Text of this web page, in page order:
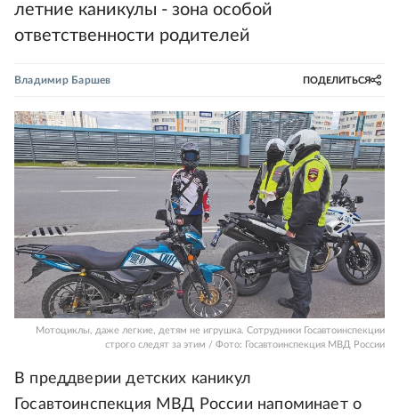
летние каникулы - зона особой
ответственности родителей
Владимир Баршев ПОДЕЛИТЬСЯ
Мотоциклы, даже легкие, детям не игрушка. Сотрудники Госавтоинспекции
строго следят за этим / Фото: Госавтоинспекция МВД России
В преддверии детских каникул
Госавтоинспекция МВД России напоминает о